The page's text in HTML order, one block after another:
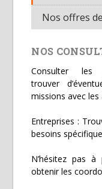
Nos offres
NOS
Consulter
trouver
missions avec
Entreprises :
besoins
N’hésitez pas
obtenir les